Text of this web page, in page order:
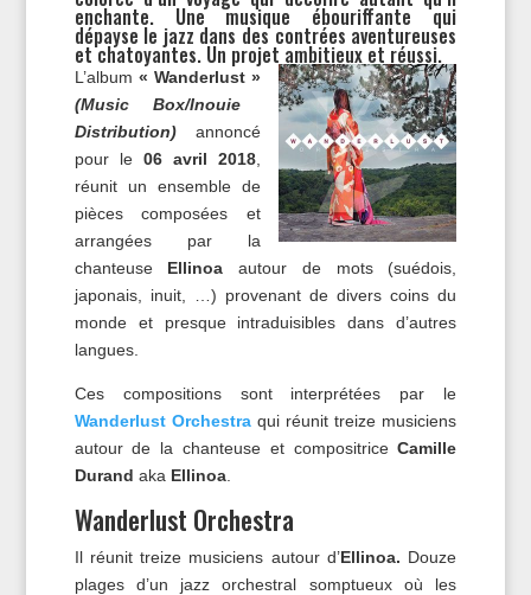
enchante. Une musique ébouriffante qui
dépayse le jazz dans des contrées aventureuses
et chatoyantes. Un projet ambitieux et réussi.
L’album « Wanderlust »
(Music Box/Inouie
Distribution)annoncé
pour le 06 avril 2018
réunit un ensemble de
pièces composées et
arrangées par la
chanteuse Ellinoa autour de mots (suédois,
japonais, inuit, …) provenant de divers coins du
monde et presque intraduisibles dans d’autres
langues.
Ces compositions sont interprétées par le
Wanderlust Orchestra qui réunit treize musiciens
autour de la chanteuse et compositriceCamille
Durand aka Ellinoa.
Wanderlust Orchestra
Il réunit treize musiciens autour d’Ellinoa. Douze
plages d’un jazz orchestral somptueux où les